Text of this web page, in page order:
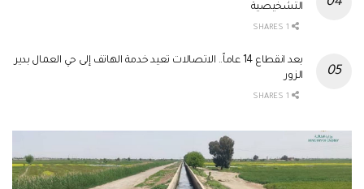
التشخيصية
بعد انقطاع 14 عاماً.. الاتصالات تعيد خدمة الهاتف إلى حي العمال بدير
الزور